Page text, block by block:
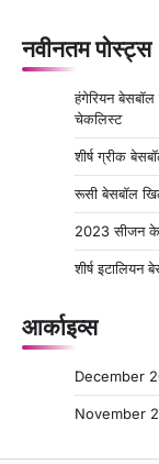
नवीनतम पोस्ट्स
हंगेरियन
चेकलिस्ट
शीर्ष ग्रीक
रूसी बेसबॉल
2023 सीजन के
शीर्ष इटालियन
आर्काइव्स
December
November